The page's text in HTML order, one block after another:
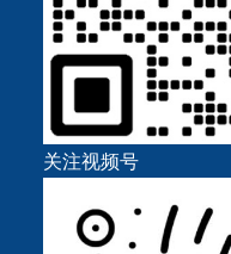
关注视频号